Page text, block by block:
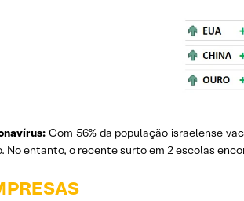
Com 56% da população israelense
No entanto, o recente surto em 2 escolas